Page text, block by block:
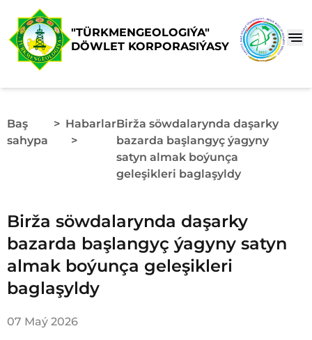
"TÜRKMENGEOLOGIÝA"
DÖWLET KORPORASIÝASY
Baş
sahypa
> Habarlar
>
Birža söwdalarynda daşarky
bazarda başlangyç ýagyny
satyn almak boýunça
geleşikleri baglaşyldy
Birža söwdalarynda daşarky
bazarda başlangyç ýagyny satyn
almak boýunça geleşikleri
baglaşyldy
07 Maý 2026